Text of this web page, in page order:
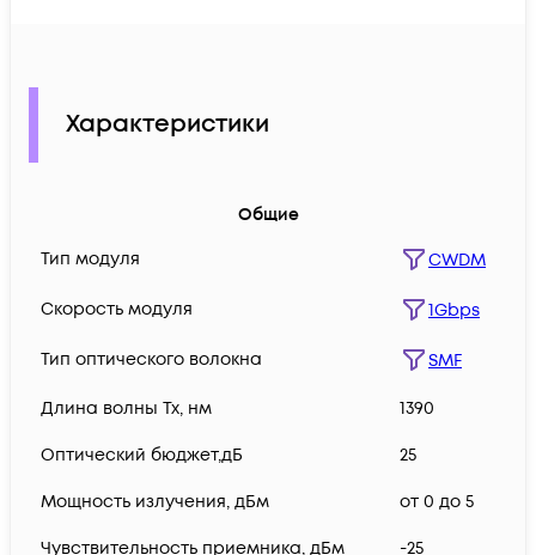
Характеристики
Общие
Тип модуля
CWDM
Скорость модуля 1Gbps
Тип оптического волокна SMF
Длина волны Tx, нм 1390
Оптический бюджет,дБ 25
Мощность излучения, дБм от 0 до 5
Чувствительность приемника, дБм -25